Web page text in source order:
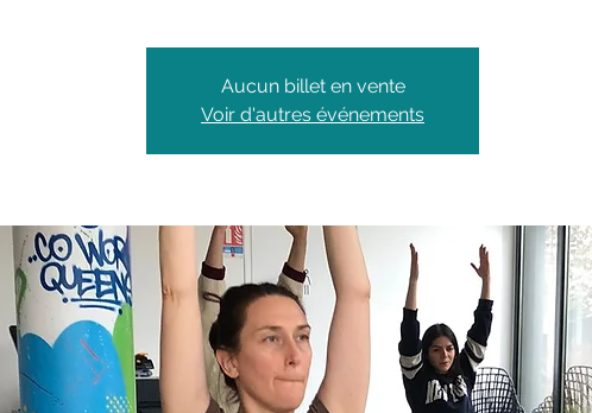
Aucun billet en vente
Voir d'autres événements